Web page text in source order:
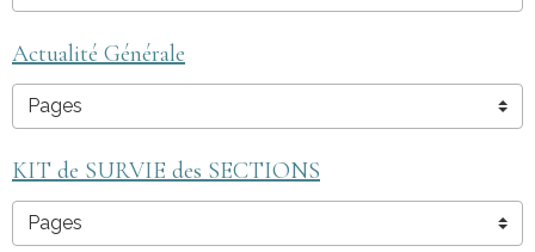
Actualité Générale
KIT de SURVIE des SECTIONS